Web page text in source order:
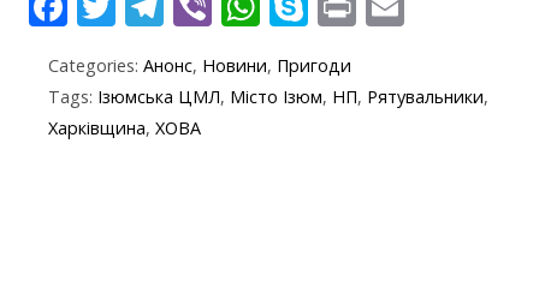
e
b
itt
er
e
gr
er at y
p
t ai
Categories: Анонс, Новини, Пригоди
Tags: Ізюмська ЦМЛ, Місто Ізюм, НП, Рятувальники,
Харківщина, ХОВА